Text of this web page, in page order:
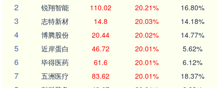
2 锐翔智能 110.02 20.21% 16.80%
3 志特新材 14.8 20.03% 14.18%
4 博腾股份 20.44 20.02% 14.77%
5 近岸蛋白 46.72 20.01% 5.62%
6 毕得医药 61.6 20.01% 6.12%
7 五洲医疗 83.62 20.01% 18.37%